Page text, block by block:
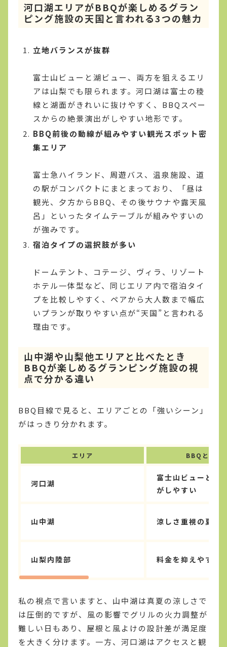
河口湖エリアがBBQが楽しめるグラン
ピング施設の天国と言われる3つの魅力
立地バランスが抜群
富士山ビューと湖ビュー、両方を狙えるエリ
アは山梨でも限られます。河口湖は富士の稜
線と湖面がきれいに抜けやすく、BBQスペー
スからの絶景演出がしやすい地形です。
BBQ前後の動線が組みやすい観光スポット密
集エリア
富士急ハイランド、周遊バス、温泉施設、道
の駅がコンパクトにまとまっており、「昼は
観光、夕方からBBQ、その後サウナや露天風
呂」といったタイムテーブルが組みやすいの
が強みです。
宿泊タイプの選択肢が多い
ドームテント、コテージ、ヴィラ、リゾート
ホテル一体型など、同じエリア内で宿泊タイ
プを比較しやすく、ペアから大人数まで幅広
いプランが取りやすい点が“天国”と言われる
理由です。
山中湖や山梨他エリアと比べたとき
BBQが楽しめるグランピング施設の視
点で分かる違い
BBQ目線で見ると、エリアごとの「強いシーン」
がはっきり分かれます。
エリア BBQとの相
河口湖
富士山ビューと観
がしやすい
山中湖 涼しさ重視の夏
山梨内陸部 料金を抑えやすい
私の視点で言いますと、山中湖は真夏の涼しさで
は圧倒的ですが、風の影響でグリルの火力調整が
難しい日もあり、屋根と風よけの設計差が満足度
を大きく分けます。一方、河口湖はアクセスと観